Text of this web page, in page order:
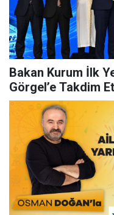
Bakan Kurum İlk
Görgel’e Takdim